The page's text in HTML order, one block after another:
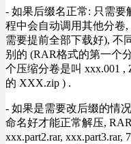
- 如果后缀名正常: 只需
程中会自动调用其他分卷
需要提前全部下载好), 不
别的 (RAR格式的第一个
个压缩分卷是叫 xxx.001 ,
的 XXX.zip ) .
- 如果是需要改后缀的情
命名好才能正常解压,
xxx.part2.rar,